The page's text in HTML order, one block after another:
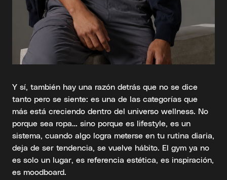
Y sí, también hay una razón detrás que no se dice
tanto pero se siente: es una de las categorías que
más está creciendo dentro del universo wellness. No
porque sea ropa… sino porque es lifestyle, es un
sistema, cuando algo logra meterse en tu rutina diaria,
deja de ser tendencia, se vuelve hábito. El gym ya no
es solo un lugar, es referencia estética, es inspiración,
es moodboard.